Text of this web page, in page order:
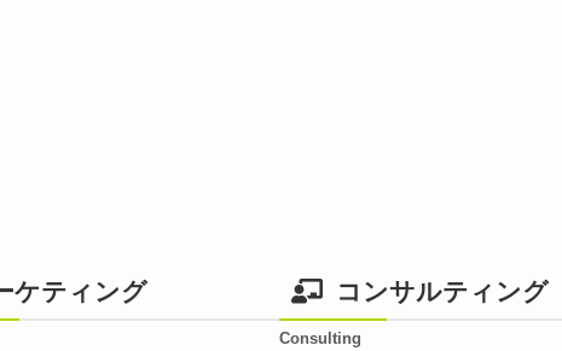
ケティング コンサルティング
Consulting